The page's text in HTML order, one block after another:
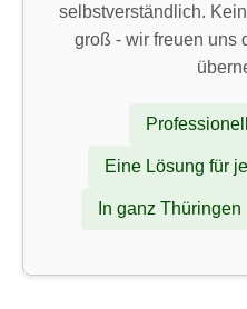
selbstverständlich.
groß - wir freuen uns
Eine Lösung für
In ganz Thüringen